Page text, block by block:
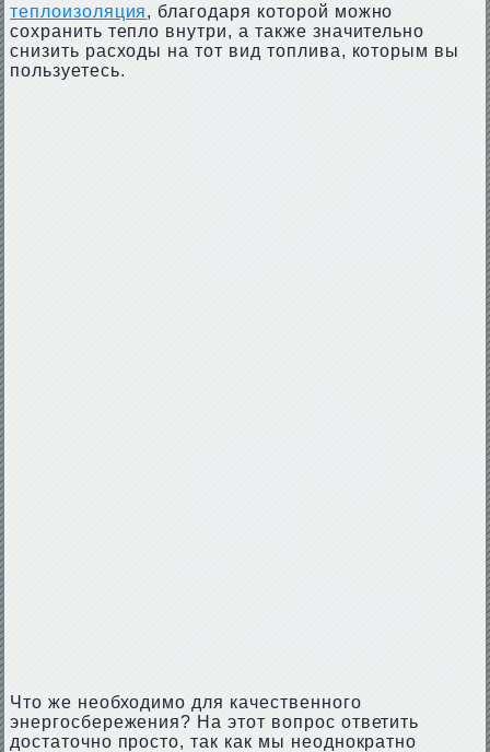
теплоизоляция, благодаря которой можно
сохранить тепло внутри, а также значительно
снизить расходы на тот вид топлива, которым вы
пользуетесь.
Что же необходимо для качественного
энергосбережения? На этот вопрос ответить
достаточно просто, так как мы неоднократно